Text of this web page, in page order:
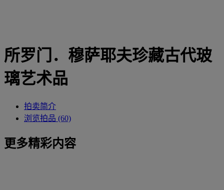
所罗门．穆萨耶夫珍藏古代玻
璃艺术品
拍卖简介
浏览拍品 (60)
更多精彩内容